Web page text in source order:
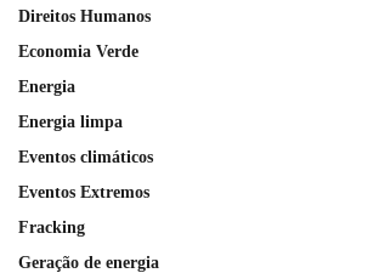
Direitos Humanos
Economia Verde
Energia
Energia limpa
Eventos climáticos
Eventos Extremos
Fracking
Geração de energia